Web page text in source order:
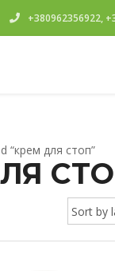
+380962356922,
“крем для стоп”